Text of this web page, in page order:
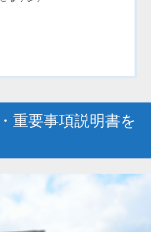
重要事項説明書を